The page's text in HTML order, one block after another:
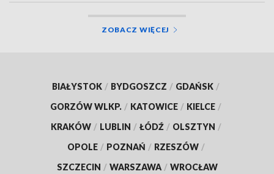
ZOBACZ WIĘCEJ
BIAŁYSTOK / BYDGOSZCZ / GDAŃSK /
GORZÓW WLKP. / KATOWICE / KIELCE /
KRAKÓW / LUBLIN / ŁÓDŹ / OLSZTYN /
OPOLE / POZNAŃ / RZESZÓW /
SZCZECIN / WARSZAWA / WROCŁAW